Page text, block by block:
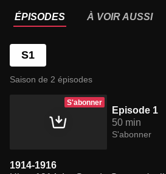
ÉPISODES À VOIR AUSSI
S1
Saison de 2 épisodes
S'abonner
Episode 1
50 min
S'abonner
1914-1916